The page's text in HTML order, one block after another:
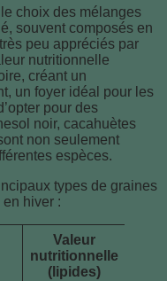
choix des mélanges
souvent composés en
peu appréciés par
nutritionnelle
créant un
un foyer idéal pour les
pour des
noir, cacahuètes
non seulement
espèces.
types de graines
hiver :
Valeur
nutritionnelle
(lipides)